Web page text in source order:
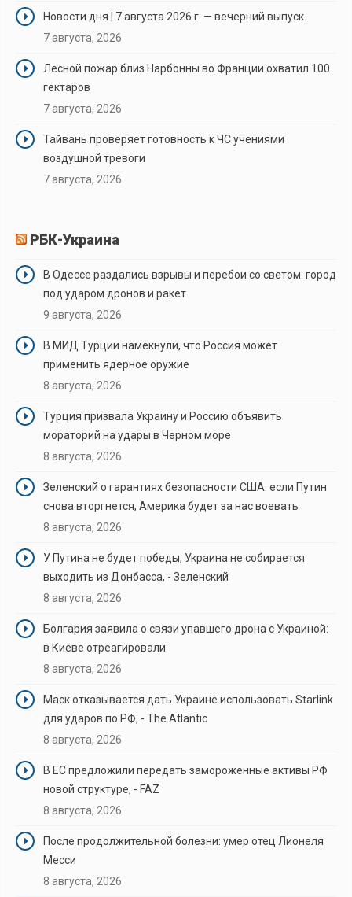
Новости дня | 7 августа 2026 г. — вечерний выпуск
7 августа, 2026
Лесной пожар близ Нарбонны во Франции охватил 100
гектаров
7 августа, 2026
Тайвань проверяет готовность к ЧС учениями
воздушной тревоги
7 августа, 2026
РБК-Украина
В Одессе раздались взрывы и перебои со светом: город
под ударом дронов и ракет
9 августа, 2026
В МИД Турции намекнули, что Россия может
применить ядерное оружие
8 августа, 2026
Турция призвала Украину и Россию объявить
мораторий на удары в Черном море
8 августа, 2026
Зеленский о гарантиях безопасности США: если Путин
снова вторгнется, Америка будет за нас воевать
8 августа, 2026
У Путина не будет победы, Украина не собирается
выходить из Донбасса, - Зеленский
8 августа, 2026
Болгария заявила о связи упавшего дрона с Украиной:
в Киеве отреагировали
8 августа, 2026
Маск отказывается дать Украине использовать Starlink
для ударов по РФ, - The Atlantic
8 августа, 2026
В ЕС предложили передать замороженные активы РФ
новой структуре, - FAZ
8 августа, 2026
После продолжительной болезни: умер отец Лионеля
Месси
8 августа, 2026